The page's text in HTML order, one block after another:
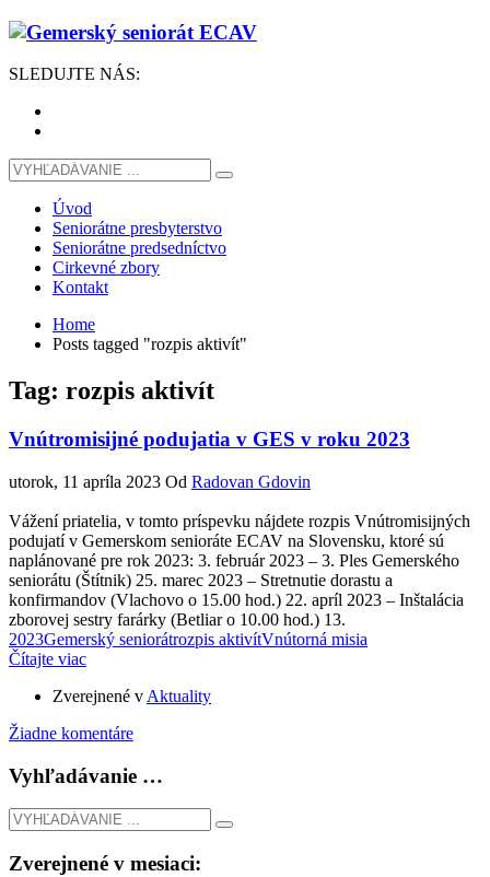
SLEDUJTE NÁS:
Úvod
Seniorátne presbyterstvo
Seniorátne predsedníctvo
Cirkevné zbory
Kontakt
Home
Posts tagged "rozpis aktivít"
Tag: rozpis aktivít
Vnútromisijné podujatia v GES v roku 2023
utorok, 11 apríla 2023 Od Radovan Gdovin
Vážení priatelia, v tomto príspevku nájdete rozpis Vnútromisijných
podujatí v Gemerskom senioráte ECAV na Slovensku, ktoré sú
naplánované pre rok 2023: 3. február 2023 – 3. Ples Gemerského
seniorátu (Štítnik) 25. marec 2023 – Stretnutie dorastu a
konfirmandov (Vlachovo o 15.00 hod.) 22. apríl 2023 – Inštalácia
zborovej sestry farárky (Betliar o 10.00 hod.) 13.
2023Gemerský seniorátrozpis aktivítVnútorná misia
Čítajte viac
Zverejnené v Aktuality
Žiadne komentáre
Vyhľadávanie …
Zverejnené v mesiaci: